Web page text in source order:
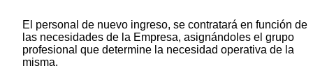
El personal de nuevo ingreso, se contratará en función de
las necesidades de la Empresa, asignándoles el grupo
profesional que determine la necesidad operativa de la
misma.